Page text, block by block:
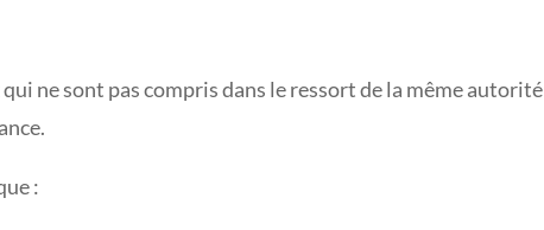
ne sont pas compris dans le ressort de la même autorité
: